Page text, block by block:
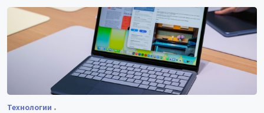
Технологии